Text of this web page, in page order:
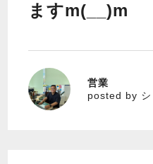
ますm(__)m
ショーノ
営業
posted by シ